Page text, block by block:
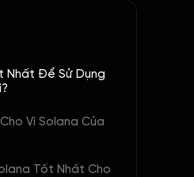
Nhất Để Sử Dụng
Ví Solana Của
Tốt Nhất Cho